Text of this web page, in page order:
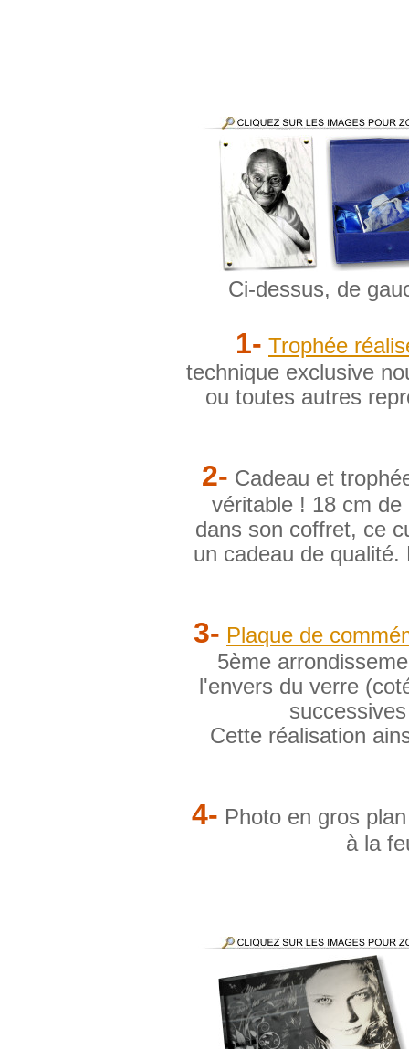
Ci-dessus, de
1- Trophée
technique exclusive
ou toutes autres
2- Cadeau et
véritable ! 18 cm
dans son coffret, ce
un cadeau de
3- Plaque de
5ème
l'envers du verre
Cette réalisation
4- Photo en gros
à la